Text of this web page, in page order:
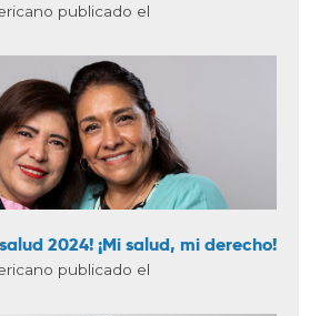
publicado el
2024! ¡Mi salud, mi derecho!
publicado el